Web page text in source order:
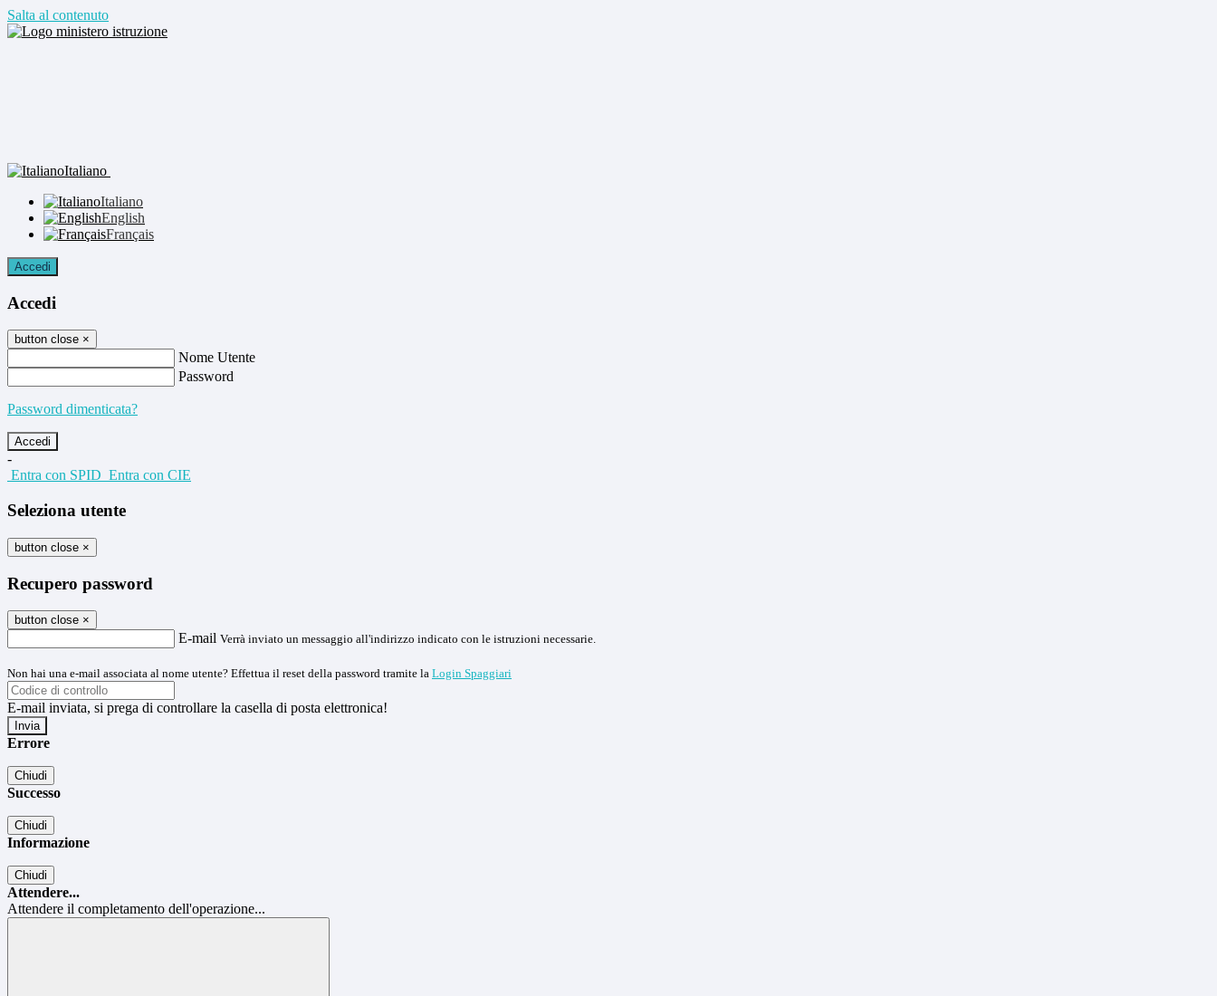
Salta al contenuto
Italiano
Italiano
English
Français
Accedi
Accedi
button close ×
Nome Utente
Password
Password dimenticata?
-
Entra con SPID Entra con CIE
Seleziona utente
button close ×
Recupero password
button close ×
E-mail Verrà inviato un messaggio all'indirizzo indicato con le istruzioni necessarie.
Non hai una e-mail associata al nome utente? Effettua il reset della password tramite la Login Spaggiari
E-mail inviata, si prega di controllare la casella di posta elettronica!
Errore
Chiudi
Successo
Chiudi
Informazione
Chiudi
Attendere...
Attendere il completamento dell'operazione...